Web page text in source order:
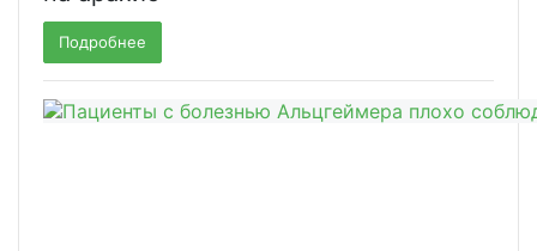
Подробнее